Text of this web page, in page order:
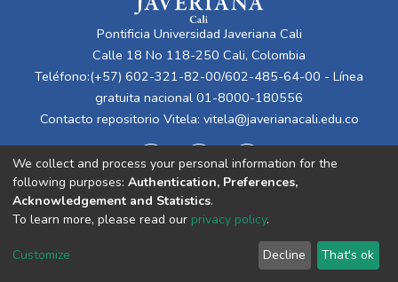
Pontificia Universidad Javeriana Cali
Calle 18 No 118-250 Cali, Colombia
Teléfono:(+57) 602-321-82-00/602-485-64-00 - Línea
gratuita nacional 01-8000-180556
Contacto repositorio Vitela: vitela@javerianacali.edu.co
Cookie
End User
Agreement
Send
Feedback
We collect and process your personal information for the
following purposes: Authentication, Preferences,
Acknowledgement and Statistics.
To learn more, please read our privacy policy.
Customize Decline That's ok